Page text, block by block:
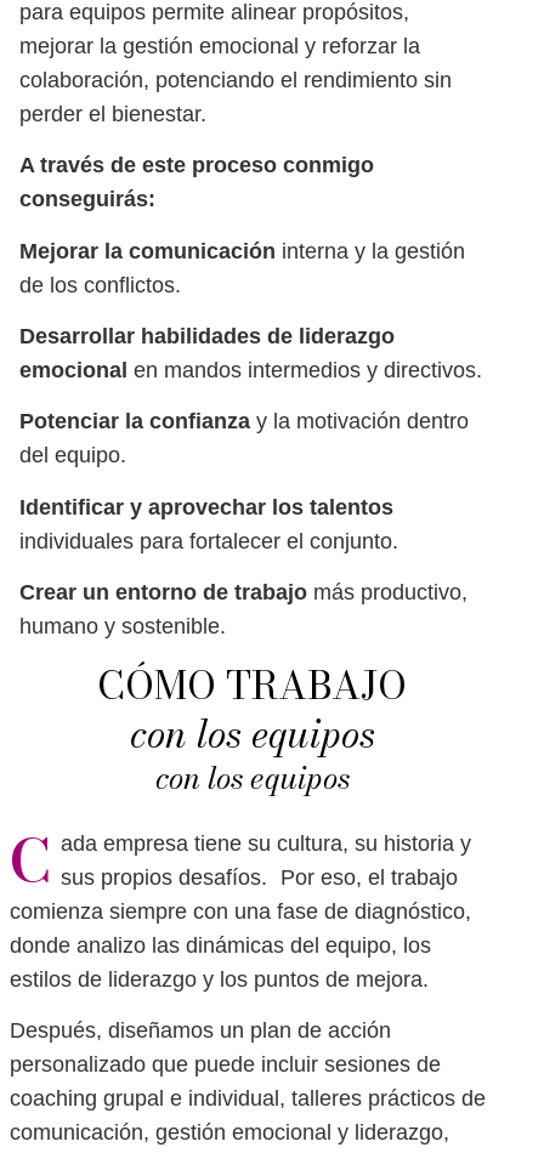
para equipos permite alinear propósitos,
mejorar la gestión emocional y reforzar la
colaboración, potenciando el rendimiento sin
perder el bienestar.
A través de este proceso conmigo
conseguirás:
Mejorar la comunicación interna y la gestión
de los conflictos.
Desarrollar habilidades de liderazgo
emocional en mandos intermedios y directivos.
Potenciar la confianza y la motivación dentro
del equipo.
Identificar y aprovechar los talentos
individuales para fortalecer el conjunto.
Crear un entorno de trabajo más productivo,
humano y sostenible.
CÓMO TRABAJO
con los equipos
con los equipos
C ada empresa tiene su cultura, su historia y
sus propios desafíos. Por eso, el trabajo
comienza siempre con una fase de diagnóstico,
donde analizo las dinámicas del equipo, los
estilos de liderazgo y los puntos de mejora.
Después, diseñamos un plan de acción
personalizado que puede incluir sesiones de
coaching grupal e individual, talleres prácticos de
comunicación, gestión emocional y liderazgo,